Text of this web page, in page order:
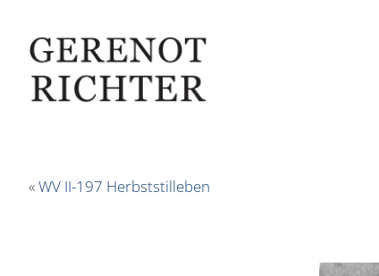
«WV II-197 Herbststilleben